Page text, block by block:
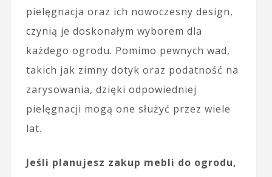
pielęgnacja oraz ich nowoczesny design,
czynią je doskonałym wyborem dla
każdego ogrodu. Pomimo pewnych wad,
takich jak zimny dotyk oraz podatność na
zarysowania, dzięki odpowiedniej
pielęgnacji mogą one służyć przez wiele
lat.
Jeśli planujesz zakup mebli do ogrodu,